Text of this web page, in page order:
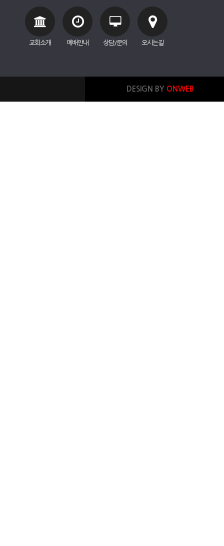
교회소개 예배안내 상담/문의 오시는길
DESIGN BY ONWEB